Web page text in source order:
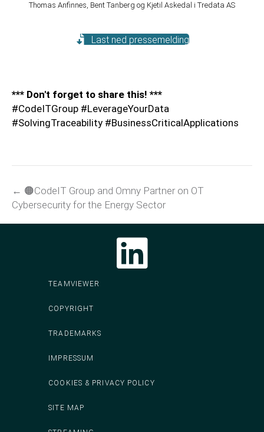
Thomas Anfinnes, Bent Tanberg og Kjetil Askedal i Tredata AS
Last ned pressemelding
*** Don't forget to share this! ***
#CodeITGroup #LeverageYourData
#SolvingTraceability #BusinessCriticalApplications
← 🟠CodeIT Group and Omny Partner on OT
Cybersecurity for the Energy Sector
Follow CodeIT on LinkedIn
TEAMVIEWER
COPYRIGHT
TRADEMARKS
IMPRESSUM
COOKIES & PRIVACY POLICY
SITE MAP